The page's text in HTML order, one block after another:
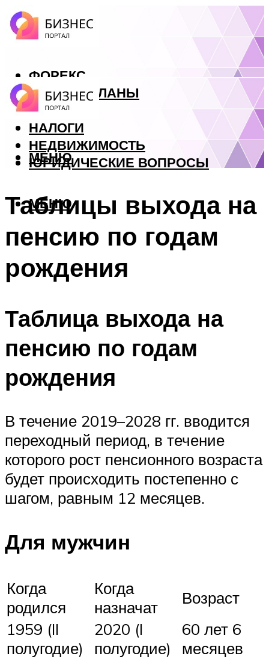
ФОРЕКС
БИЗНЕС ПЛАНЫ
КРЕДИТЫ
НАЛОГИ
НЕДВИЖИМОСТЬ
ЮРИДИЧЕСКИЕ ВОПРОСЫ
МЕНЮ
МЕНЮ
Таблицы выхода на
пенсию по годам
рождения
Таблица выхода на
пенсию по годам
рождения
В течение 2019–2028 гг. вводится
переходный период, в течение
которого рост пенсионного возраста
будет происходить постепенно с
шагом, равным 12 месяцев.
Для мужчин
Когда
родился
Когда
назначат
Возраст
1959 (II
полугодие)
2020 (I
полугодие)
60 лет 6
месяцев